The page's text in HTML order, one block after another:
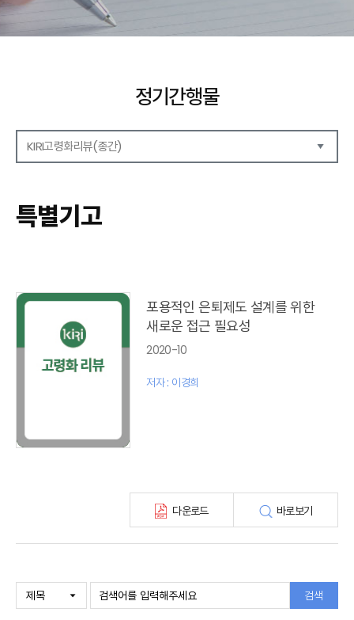
정기간행물
KIRI고령화리뷰(종간)
보험금융연구
KIRI 리포트
이슈 분석(종간)
해외 학술연구 분석(종간)
국내외동향(종간)
특별기고(종간)
고령화리뷰 모음집(종간)
최신보험정보
해외보험금융동향(종간)
특별기고
포용적인 은퇴제도 설계를 위한
새로운 접근 필요성
2020-10
저자 : 이경희
다운로드 바로보기
검색